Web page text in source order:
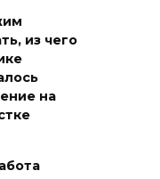
из чего
на